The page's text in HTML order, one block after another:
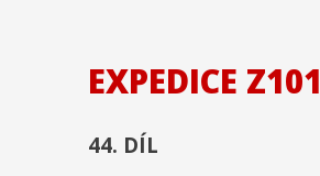
EXPEDICE Z101
44. DÍL